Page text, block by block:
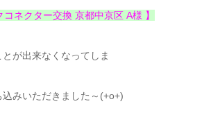
コネクター交換 京都中京区 A様 】
が出来なくなってしま
みいただきました～(+o+)